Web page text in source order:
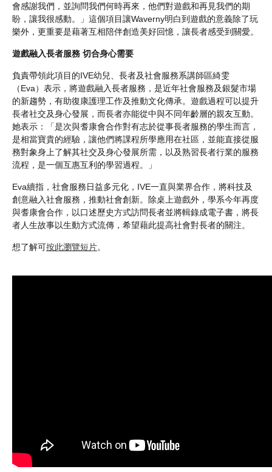
會感謝我們，並詢問我們何時再來，他們對遊戲和再見我們的期
盼，讓我很感動。」這個項目讓Waverny明白到遊戲的意義除了玩
樂外，更重要是藉著互相陪伴創造美好回憶，讓長者感受到關愛。
遊戲融入長者服務 切合身心需要
負責帶領此項目的IVE幼兒、長者及社會服務系講師區綺雯
（Eva）表示，將遊戲融入長者服務，是近年社會服務及銀髮市場
的新趨勢，有助復康護理工作及推動文化傳承。遊戲過程可以提升
長者社交及身心發展，而長者亦能從中與不同年齡層的親友互動。
她表示：「是次與耆康會合作對有志於從事長者服務的學生而言，
是相當寶貴的經驗，讓他們將課程所學應用在社區，並能直接從服
務對象身上了解其社交及身心發展所需，以及熟習長者行業的服務
流程，是一個互惠互利的學習過程。」
Eva續指，社會服務日益多元化，IVE一直與業界合作，將科技及
創意融入社會服務，推動社會創新。除桌上遊戲外，學系今年再度
與耆康會合作，以口述歷史方式訪問長者並將輯錄成電子書，將長
者人生故事以生動方式流傳，希望藉此提高社會對長者的關注。
想了解可按此瀏覽短片。